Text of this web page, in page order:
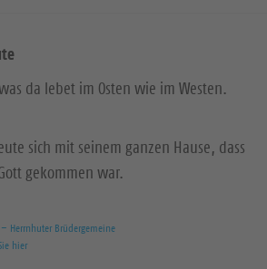
da lebet im Osten wie im Westen.
sich mit seinem ganzen Hause, dass
gekommen war.
Herrnhuter Brüdergemeine
hier